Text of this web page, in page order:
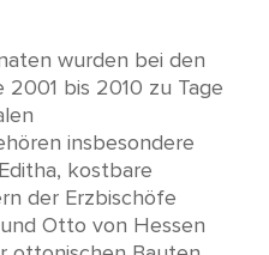
wurden bei den
bis 2010 zu Tage
insbesondere
kostbare
der Erzbischöfe
Otto von Hessen